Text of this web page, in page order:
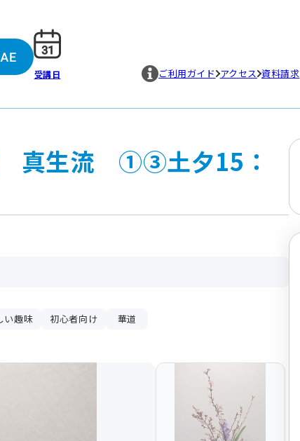
受講日 ご利用ガイド アクセス 資料請求
真生流 ①③土夕15：
い趣味 初心者向け 華道